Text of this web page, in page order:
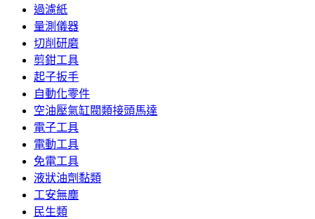
過濾紙
量測儀器
切削研磨
剪鉗工具
起子扳手
自動化零件
空油壓氣缸閥類接頭馬達
電子工具
電動工具
免電工具
液狀油劑黏類
工安無塵
民生類